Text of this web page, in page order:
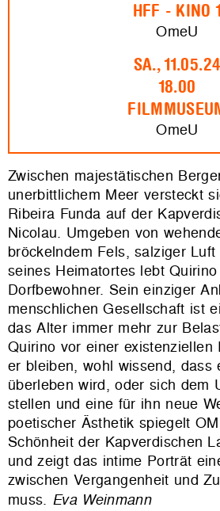
HFF - KINO 1
OmeU
SA., 11.05.24
18.00
OmeU
Zwischen majestätischen
unerbittlichem Meer versteckt
Ribeira Funda auf der
Nicolau. Umgeben von
bröckelndem Fels, salziger
seines Heimatortes lebt
Dorfbewohner. Sein einziger
menschlichen Gesellschaft ist
das Alter immer mehr zur
Quirino vor einer existenziellen
er bleiben, wohl wissend, dass
überleben wird, oder sich dem
stellen und eine für ihn neue
poetischer Ästhetik spiegelt
Schönheit der Kapverdischen
und zeigt das intime Porträt
zwischen Vergangenheit und
muss. Eva Weinmann